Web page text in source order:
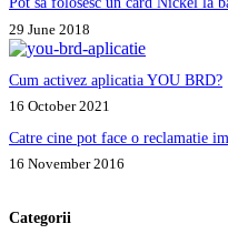
29 June 2018
Cum activez aplicatia YOU BRD?
16 October 2021
Catre cine pot face o reclamatie
16 November 2016
Categorii